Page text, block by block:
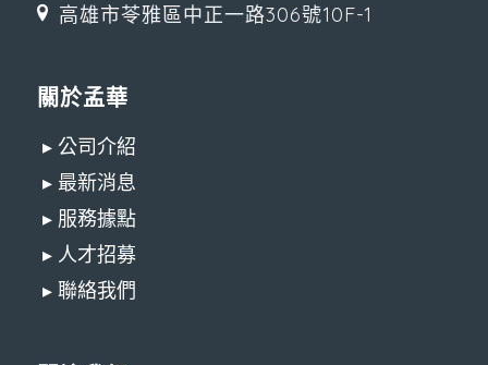
高雄市苓雅區中正一路306號10F-1
關於孟華
▸ 公司介紹
▸ 最新消息
▸ 服務據點
▸ 人才招募
▸ 聯絡我們